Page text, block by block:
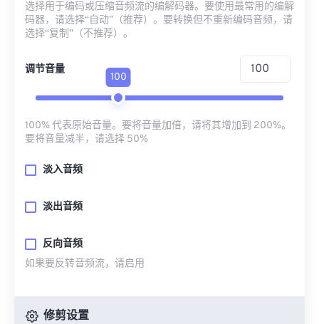
选择用于编码或压缩音频流的编解码器。要使用最常用的编解
码器，请选择“自动”（推荐）。要转换但不重新编码音频，请
选择“复制”（不推荐）。
调节音量
100
100% 代表原始音量。要将音量加倍，请将其增加到 200%。
要将音量减半，请选择 50%
淡入音频
淡出音频
反向音频
如果要反转音频流，请启用
修剪设置